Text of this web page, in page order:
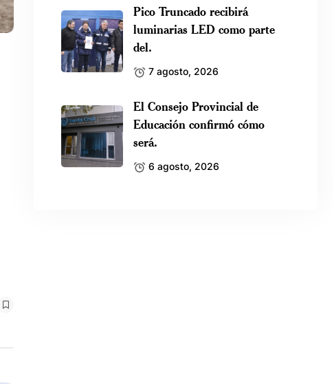
Pico Truncado recibirá
luminarias LED como parte
del.
7 agosto, 2026
El Consejo Provincial de
Educación confirmó cómo
será.
6 agosto, 2026